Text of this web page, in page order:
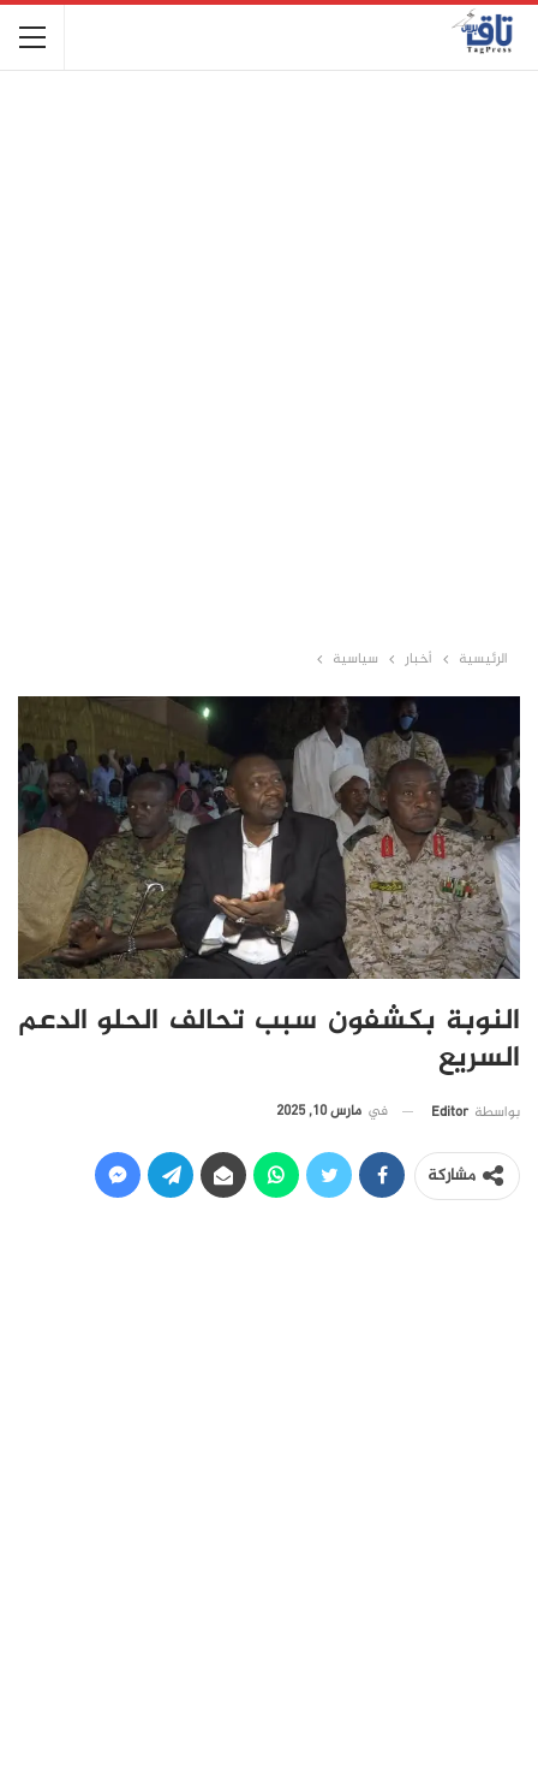
الرئيسية أخبار سياسية
النوبة بكشفون سبب تحالف الحلو الدعم
السريع
بواسطة Editor في مارس 10, 2025
مشاركة